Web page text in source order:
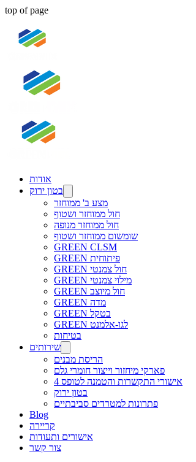
top of page
אודות
בטון ירוק
מצע ב' ממוחזר
חול ממוחזר ושטוף
חול ממוחזר מנופה
שומשום ממוחזר ושטוף
GREEN CLSM
GREEN פיתוחית
GREEN חול צמנטי
GREEN מילוי צמנטי
GREEN חול מיוצב
GREEN מדה
GREEN בטקל
GREEN לגו-אלמנט
בטיחות
שירותים
הריסת מבנים
פארקי מיחזור וייצור חומרי גלם
אישורי התקשרות והטמנה לטופס 4
בטון ירוק
פתרונות למטרדים סביבתיים
Blog
קריירה
אישורים ותעודות
צור קשר